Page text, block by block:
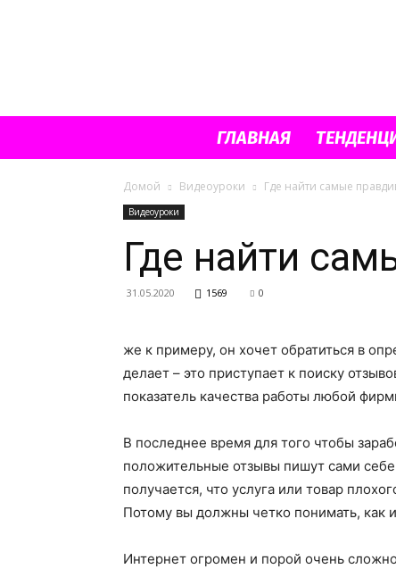
ГЛАВНАЯ
Домой Видеоуроки Где найти самые
Видеоуроки
Где найти
31.05.2020 1569 0
же к примеру, он хочет обратиться в
делает – это приступает к поиску
показатель качества работы любой
В последнее время для того чтобы
положительные отзывы пишут сами
получается, что услуга или товар
Потому вы должны четко понимать, как
Интернет огромен и порой очень